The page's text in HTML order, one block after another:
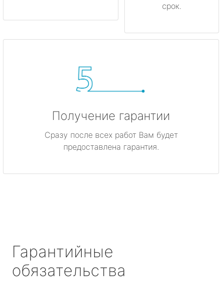
срок.
Получение гарантии
Сразу после всех работ Вам будет
предоставлена гарантия.
Гарантийные
обязательства